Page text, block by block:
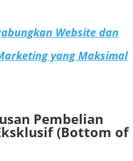
Website dan
yang Maksimal
Pembelian
(Bottom of